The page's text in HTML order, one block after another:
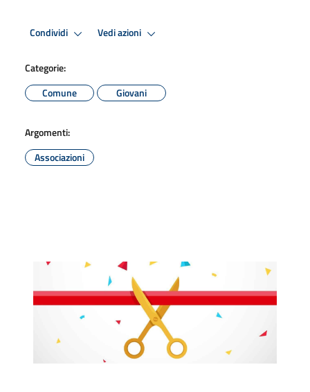
Condividi Vedi azioni
Categorie:
Comune
Giovani
Argomenti:
Associazioni